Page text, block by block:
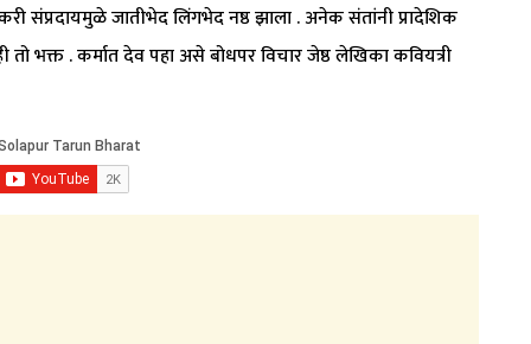
संप्रदायमुळे जातीभेद लिंगभेद नष्ठ झाला . अनेक संतांनी प्रादेशिक
तो भक्त . कर्मात देव पहा असे बोधपर विचार जेष्ठ लेखिका कवियत्री